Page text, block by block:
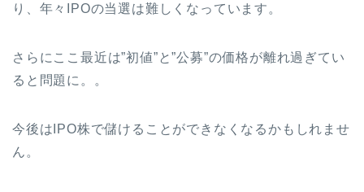
り、年々IPOの当選は難しくなっています。
さらにここ最近は”初値”と”公募”の価格が離れ過ぎてい
ると問題に。。
今後はIPO株で儲けることができなくなるかもしれませ
ん。